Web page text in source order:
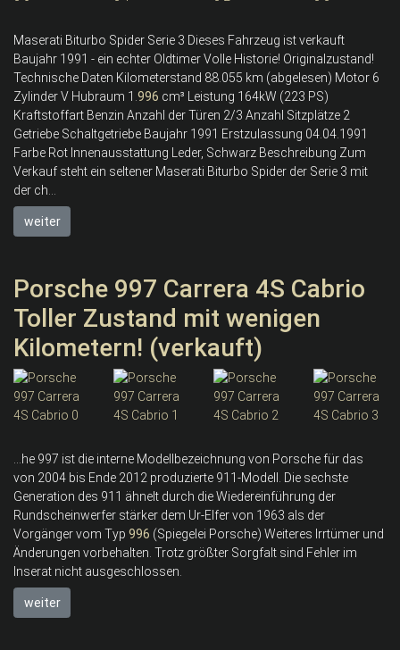
Maserati Biturbo Spider Serie 3 Dieses Fahrzeug ist verkauft
Baujahr 1991 - ein echter Oldtimer Volle Historie! Originalzustand!
Technische Daten Kilometerstand 88.055 km (abgelesen) Motor 6
Zylinder V Hubraum 1.996 cm³ Leistung 164kW (223 PS)
Kraftstoffart Benzin Anzahl der Türen 2/3 Anzahl Sitzplätze 2
Getriebe Schaltgetriebe Baujahr 1991 Erstzulassung 04.04.1991
Farbe Rot Innenausstattung Leder, Schwarz Beschreibung Zum
Verkauf steht ein seltener Maserati Biturbo Spider der Serie 3 mit
der ch...
weiter
Porsche 997 Carrera 4S Cabrio
Toller Zustand mit wenigen
Kilometern! (verkauft)
...he 997 ist die interne Modellbezeichnung von Porsche für das
von 2004 bis Ende 2012 produzierte 911-Modell. Die sechste
Generation des 911 ähnelt durch die Wiedereinführung der
Rundscheinwerfer stärker dem Ur-Elfer von 1963 als der
Vorgänger vom Typ 996 (Spiegelei Porsche) Weiteres Irrtümer und
Änderungen vorbehalten. Trotz größter Sorgfalt sind Fehler im
Inserat nicht ausgeschlossen.
weiter